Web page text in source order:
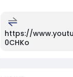
https://
0CHKo